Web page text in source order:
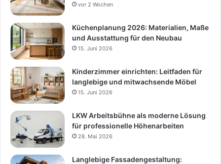
vor 2 Wochen
Küchenplanung 2026: Materialien, Maße
und Ausstattung für den Neubau
15. Juni 2026
Kinderzimmer einrichten: Leitfaden für
langlebige und mitwachsende Möbel
15. Juni 2026
LKW Arbeitsbühne als moderne Lösung
für professionelle Höhenarbeiten
28. Mai 2026
Langlebige Fassadengestaltung: